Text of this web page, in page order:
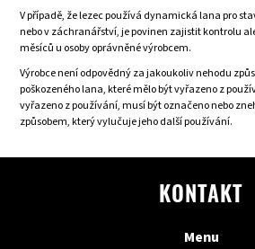
V případě, že lezec používá dynamická lana pro
nebo v záchranářství, je povinen zajistit kontrolu
měsíců u osoby oprávněné výrobcem.
Výrobce není odpovědný za jakoukoliv nehodu
poškozeného lana, které mělo být vyřazeno z
vyřazeno z používání, musí být označeno nebo
způsobem, který vylučuje jeho další používání.
KONTAKT
Menu